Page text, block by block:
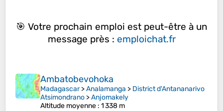
🎯 Votre prochain emploi est peut-être à un
message près : emploichat.fr
Ambatobevohoka
Madagascar>Analamanga > District d'Antananarivo
Atsimondrano >Anjomakely
Altitude moyenne : 1 338 m